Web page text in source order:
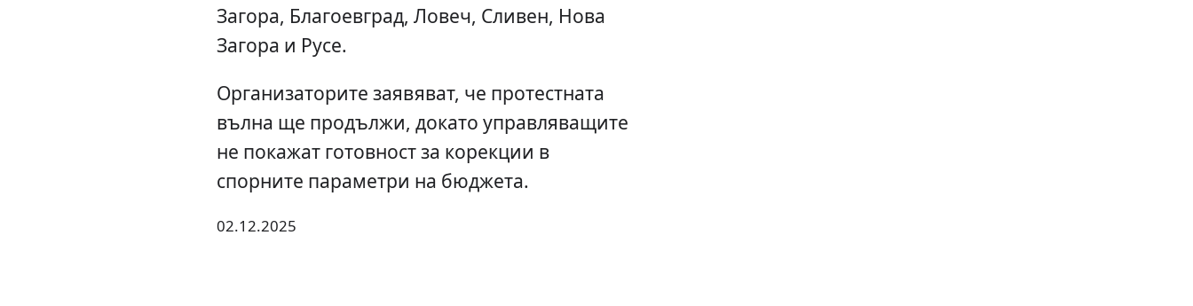
Загора, Благоевград, Ловеч, Сливен, Нова
Загора и Русе.
Организаторите заявяват, че протестната
вълна ще продължи, докато управляващите
не покажат готовност за корекции в
спорните параметри на бюджета.
02.12.2025